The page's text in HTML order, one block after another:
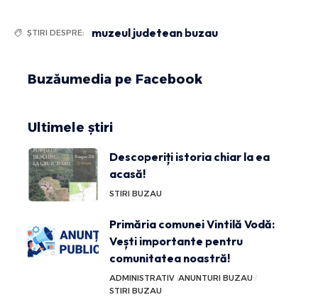
ȘTIRI DESPRE: muzeul judetean buzau
Buzăumedia pe Facebook
Ultimele știri
Descoperiți istoria chiar la ea
acasă!
STIRI BUZAU
Primăria comunei Vintilă Vodă:
Vești importante pentru
comunitatea noastră!
ADMINISTRATIV ANUNTURI BUZAU
STIRI BUZAU